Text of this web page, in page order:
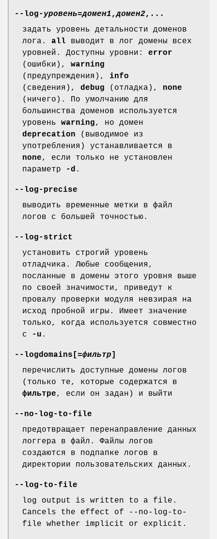
--log- уровень=домен1,домен2, ...
задать уровень детальности доменов
лога. all выводит в лог домены всех
уровней. Доступны уровни: error
(ошибки), warning
(предупреждения), info
(сведения), debug (отладка), none
(ничего). По умолчанию для
большинства доменов используется
уровень warning, но домен
deprecation (выводимое из
употребления) устанавливается в
none, если только не установлен
параметр
-d .
--log-precise
выводить временные метки в файл
логов с большей точностью.
--log-strict
установить строгий уровень
отладчика. Любые сообщения,
посланные в домены этого уровня выше
по своей значимости, приведут к
провалу проверки модуля невзирая на
исход пробной игры. Имеет значение
только, когда используется совместно
с
-u .
--logdomains[ =фильтр
перечислить доступные домены логов
(только те, которые содержатся в
фильтре, если он задан) и выйти
--no-log-to-file
предотвращает перенаправление данных
логгера в файл. Файлы логов
создаются в подпапке логов в
директории пользовательских данных.
--log-to-file
log output is written to a file.
Cancels the effect of --no-log-to-
file whether implicit or explicit.